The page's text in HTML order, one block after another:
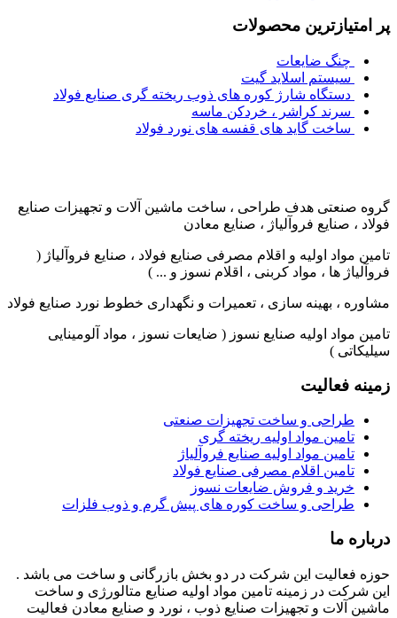
پر امتیازترین محصولات
چنگ ضایعات
سیستم اسلاید گیت
دستگاه شارژ کوره های ذوب ریخته گری صنایع فولاد
سرند کراشر ، خردکن ماسه
ساخت گاید های قفسه های نورد فولاد
گروه صنعتی هدف طراحی ، ساخت ماشین آلات و تجهیزات صنایع
فولاد ، صنایع فروآلیاژ ، صنایع معادن
تامین مواد اولیه و اقلام مصرفی صنایع فولاد ، صنایع فروآلیاژ (
فروآلیاژ ها ، مواد کربنی ، اقلام نسوز و ... )
مشاوره ، بهینه سازی ، تعمیرات و نگهداری خطوط نورد صنایع فولاد
تامین مواد اولیه صنایع نسوز ( ضایعات نسوز ، مواد آلومینایی
سیلیکاتی )
زمینه فعالیت
طراحی و ساخت تجهیزات صنعتی
تامین مواد اولیه ریخته گری
تامین مواد اولیه صنایع فروآلیاژ
تامین اقلام مصرفی صنایع فولاد
خرید و فروش ضایعات نسوز
طراحی و ساخت کوره های پیش گرم و ذوب فلزات
درباره ما
حوزه فعالیت این شرکت در دو بخش بازرگانی و ساخت می باشد .
این شرکت در زمینه تامین مواد اولیه صنایع متالورژی و ساخت
ماشین آلات و تجهیزات صنایع ذوب ، نورد و صنایع معادن فعالیت